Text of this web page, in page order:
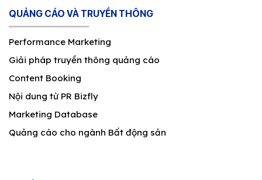
QUẢNG CÁO VÀ TRUYỀN THÔNG
Performance Marketing
Giải pháp truyền thông quảng cáo
Content Booking
Nội dung từ PR Bizfly
Marketing Database
Quảng cáo cho ngành Bất động sản